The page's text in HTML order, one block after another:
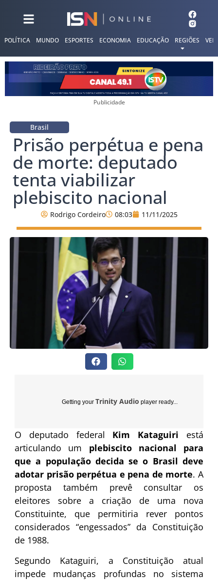
POLÍTICA MUNDO ESPORTES ECONOMIA EDUCAÇÃO REGIÕES
Publicidade
Brasil
Prisão perpétua e pena
de morte: deputado
tenta viabilizar
plebiscito nacional
Rodrigo Cordeiro 08:03 11/11/2025
Getting your Trinity Audio player ready...
O deputado federal Kim Kataguiri está
articulando um plebiscito nacional para
que a população decida se o Brasil deve
adotar prisão perpétua e pena de morte. A
proposta também prevê consultar os
eleitores sobre a criação de uma nova
Constituinte, que permitiria rever pontos
considerados “engessados” da Constituição
de 1988.
Segundo Kataguiri, a Constituição atual
impede mudanças profundas no sistema